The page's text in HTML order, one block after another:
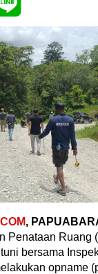
,
Penataan Ruang
bersama
opname